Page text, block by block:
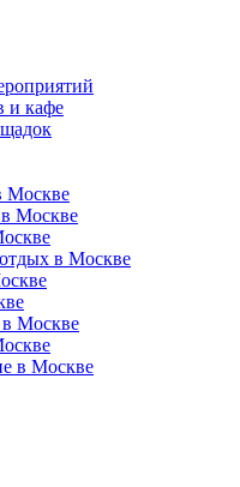
и кафе
Москве
Москве
в Москве
в Москве
в Москве